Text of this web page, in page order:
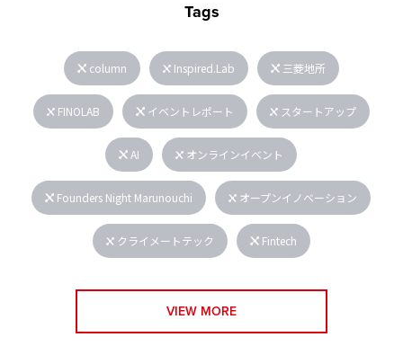
Tags
column Inspired.Lab 三菱地所
FINOLAB イベントレポート スタートアップ
AI オンラインイベント
Founders Night Marunouchi オープンイノベーション
クライメートテック Fintech
VIEW MORE